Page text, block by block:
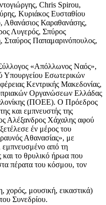
Chris Spirou,
Κυριάκος Ευσταθίου
Αθανάσιος Καραθανάσης,
Λυγερός, Σπύρος
Παπαμαρινόπουλος,
«Απόλλωνος Ναός»,
Υπουργείου Εσωτερικών
Κεντρικής Μακεδονίας,
Οργανώσεων Ελλάδας
(ΠΟΕΕ). Ο Πρόεδρος
και εμπνευστής της
Χάχαλης αφού
έν μέρος του
Αθανασίας», με
εμπνευσμένο από τη
και το θρυλικό ήρωα που
πέρατα του κόσμου, τον
χορός, μουσική, εικαστικά)
Συνεδρίου.